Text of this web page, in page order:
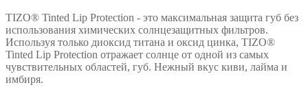
TIZO® Tinted Lip Protection - это максимальная защита губ без
использования химических солнцезащитных фильтров.
Используя только диоксид титана и оксид цинка, TIZO®
Tinted Lip Protection отражает солнце от одной из самых
чувствительных областей, губ. Нежный вкус киви, лайма и
имбиря.